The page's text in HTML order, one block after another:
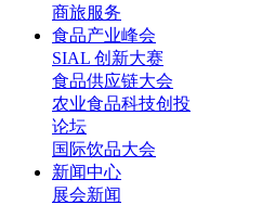
商旅服务
食品产业峰会
SIAL 创新大赛
食品供应链大会
农业食品科技创投
论坛
国际饮品大会
新闻中心
展会新闻